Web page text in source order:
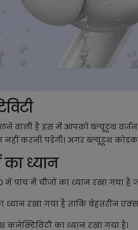
वाली है इस में आपको ब्ल्यूटूथ
करनी पड़ेगी। अगर ब्ल्यूटूथ कोडक
का ध्यान
पांच में चीजों का ध्यान रखा गया है
रखा गया है ताकि बेहतरीन
का ध्यान रखा गया है।